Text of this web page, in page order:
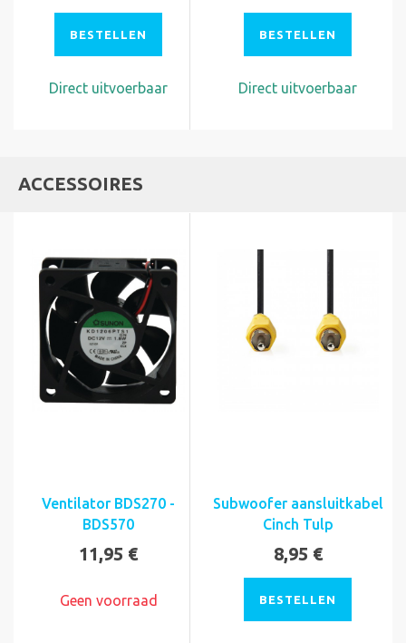
BESTELLEN
Direct uitvoerbaar
BESTELLEN
Direct uitvoerbaar
ACCESSOIRES
Ventilator BDS270 -
BDS570
11,95 €
Geen voorraad
Subwoofer aansluitkabel
Cinch Tulp
8,95 €
BESTELLEN